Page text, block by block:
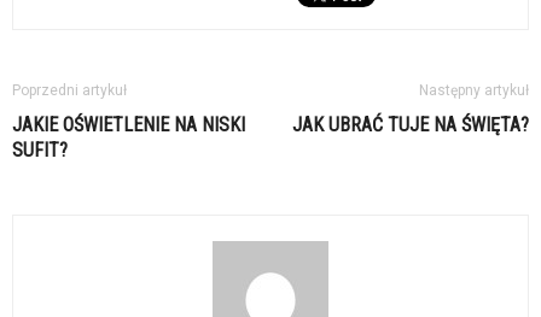
Poprzedni artykuł
JAKIE OŚWIETLENIE NA NISKI
SUFIT?
Następny artykuł
JAK UBRAĆ TUJE NA ŚWIĘTA?